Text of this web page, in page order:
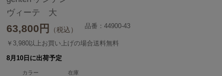
ヴィーテ 大
63,800 円 （税込） 品番：44900-43
￥3,980以上お買い上げの場合送料無料
8月10日に出荷予定
カラー 在庫